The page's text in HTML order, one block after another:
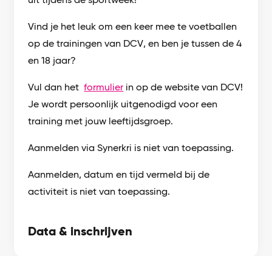
Vind je het leuk om een keer mee te voetballen
op de trainingen van DCV, en ben je tussen de 4
en 18 jaar?
Vul dan hetformulier in op de website van DCV!
Je wordt persoonlijk uitgenodigd voor een
training met jouw leeftijdsgroep.
Aanmelden via Synerkri is niet van toepassing.
Aanmelden, datum en tijd vermeld bij de
activiteit is niet van toepassing.
Data & inschrijven